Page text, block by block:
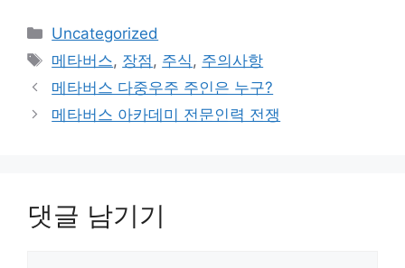
카
테
고
리
Uncategorized
태
그
메타버스, 장점 , 주식 , 주의사항
메타버스 다중우주 주인은 누구?
메타버스 아카데미 전문인력 전쟁
댓글 남기기